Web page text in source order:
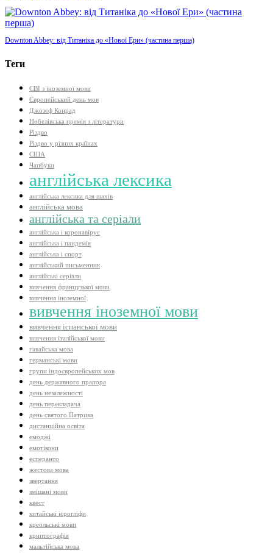
Downton Abbey: від Титаніка до «Нової Ери» (частина перша)
Теги
ЄВІ з іноземної мови
Європейський день мов
Джозеф Конрад
Нобелівська премія з літератури
Різдво
Різдво у різних країнах
США
Чапбуки
англійська лексика
англійська лексика для шахів
англійська мова
англійська та серіали
англійська і коронавірус
англійська і пандемія
англійська і спорт
англійський письменник
англійські серіали
вивчення французької мови
вивчення іноземної
вивчення іноземної мови
вивчення іспанської мови
вивчення італійської мови
гавайська мова
германські мови
групи індоєвропейських мов
день державного прапора
день незалежності
день перекладача
день святого Патрика
дистанційна освіта
емоджі
емотікони
есперанто
жестова мова
звертання
змішані мови
квест
китайські ієрогліфи
креольські мови
криптографія
мальтійська мова